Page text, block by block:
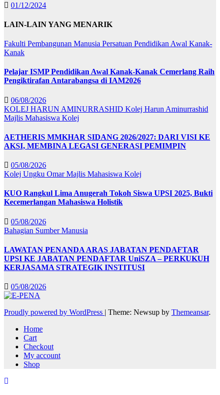
01/12/2024
LAIN-LAIN YANG MENARIK
Fakulti Pembangunan Manusia Persatuan Pendidikan Awal Kanak-
Kanak
Pelajar ISMP Pendidikan Awal Kanak-Kanak Cemerlang Raih
Pengiktirafan Antarabangsa di IAM2026
06/08/2026
KOLEJ HARUN AMINURRASHID Kolej Harun Aminurrashid
Majlis Mahasiswa Kolej
AETHERIS MMKHAR SIDANG 2026/2027: DARI VISI KE
AKSI, MEMBINA LEGASI GENERASI PEMIMPIN
05/08/2026
Kolej Ungku OmarMajlis Mahasiswa Kolej
KUO Rangkul Lima Anugerah Tokoh Siswa UPSI 2025, Bukti
Kecemerlangan Mahasiswa Holistik
05/08/2026
Bahagian Sumber Manusia
LAWATAN PENANDA ARAS JABATAN PENDAFTAR
UPSI KE JABATAN PENDAFTAR UniSZA – PERKUKUH
KERJASAMA STRATEGIK INSTITUSI
05/08/2026
Proudly powered by WordPress | Theme: Newsup by Themeansar.
Home
Cart
Checkout
My account
Shop